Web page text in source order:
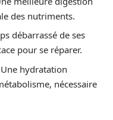
des nutriments.
débarrassé de ses
pour se réparer.
Une hydratation
nécessaire